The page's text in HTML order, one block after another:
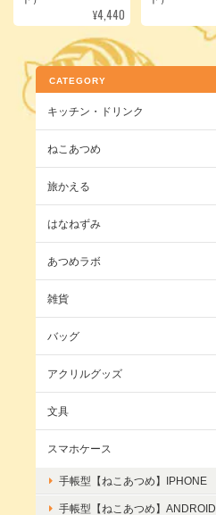
¥4,440
CATEGORY
キッチン・ドリンク
ねこあつめ
旅かえる
はなねずみ
あつめラボ
雑貨
バッグ
アクリルグッズ
文具
スマホケース
手帳型【ねこあつめ】IPHONE
手帳型【ねこあつめ】ANDROID